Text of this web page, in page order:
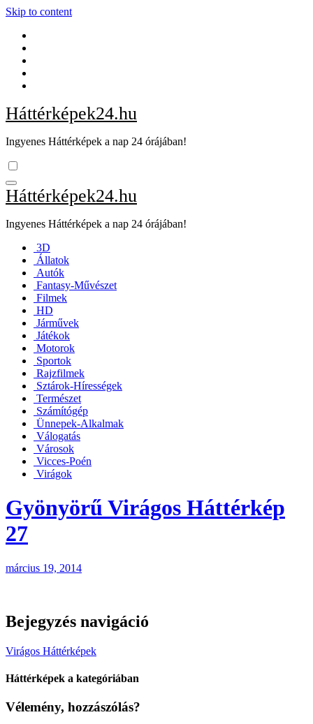
Skip to content
Háttérképek24.hu
Ingyenes Háttérképek a nap 24 órájában!
Háttérképek24.hu
Ingyenes Háttérképek a nap 24 órájában!
3D
Állatok
Autók
Fantasy-Művészet
Filmek
HD
Járművek
Játékok
Motorok
Sportok
Rajzfilmek
Sztárok-Hírességek
Természet
Számítógép
Ünnepek-Alkalmak
Válogatás
Városok
Vicces-Poén
Virágok
Gyönyörű Virágos Háttérkép
27
március 19, 2014
Bejegyzés navigáció
Virágos Háttérképek
Háttérképek a kategóriában
Vélemény, hozzászólás?